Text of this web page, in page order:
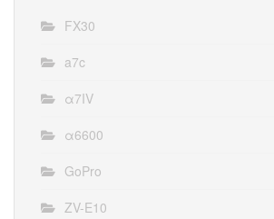
FX30
a7c
α7IV
α6600
GoPro
ZV-E10